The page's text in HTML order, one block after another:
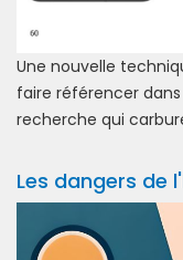
Une nouvelle
faire référencer
recherche qui
Les dangers de